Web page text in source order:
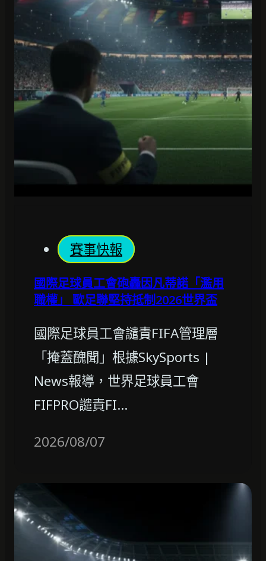
賽事快報
國際足球員工會砲轟因凡蒂諾「濫用
職權」 歐足聯堅持抵制2026世界盃
國際足球員工會譴責FIFA管理層
「掩蓋醜聞」根據SkySports |
News報導，世界足球員工會
FIFPRO譴責FI…
2026/08/07